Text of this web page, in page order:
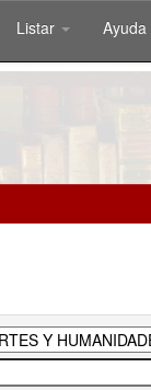
Listar Ayuda